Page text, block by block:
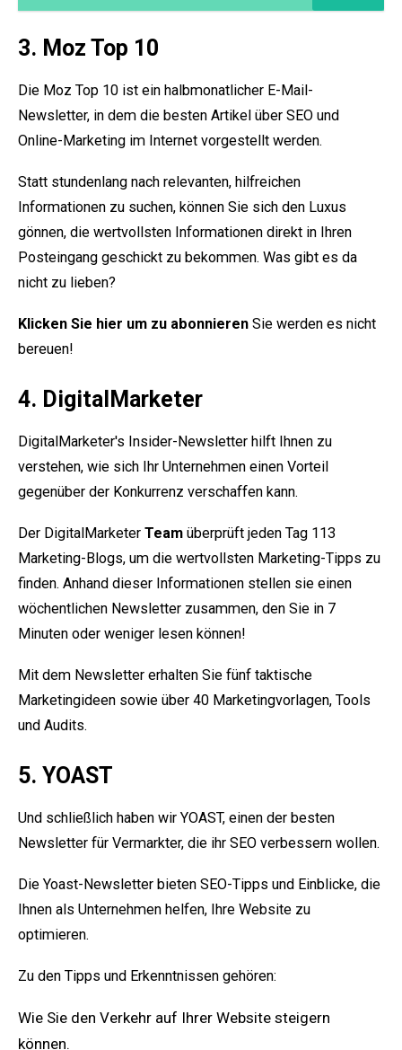
3. Moz Top 10
Die Moz Top 10 ist ein halbmonatlicher E-Mail-
Newsletter, in dem die besten Artikel über SEO und
Online-Marketing im Internet vorgestellt werden.
Statt stundenlang nach relevanten, hilfreichen
Informationen zu suchen, können Sie sich den Luxus
gönnen, die wertvollsten Informationen direkt in Ihren
Posteingang geschickt zu bekommen. Was gibt es da
nicht zu lieben?
Klicken Sie hier um zu abonnieren Sie werden es nicht
bereuen!
4. DigitalMarketer
DigitalMarketer's Insider-Newsletter hilft Ihnen zu
verstehen, wie sich Ihr Unternehmen einen Vorteil
gegenüber der Konkurrenz verschaffen kann.
Der DigitalMarketer Team überprüft jeden Tag 113
Marketing-Blogs, um die wertvollsten Marketing-Tipps zu
finden. Anhand dieser Informationen stellen sie einen
wöchentlichen Newsletter zusammen, den Sie in 7
Minuten oder weniger lesen können!
Mit dem Newsletter erhalten Sie fünf taktische
Marketingideen sowie über 40 Marketingvorlagen, Tools
und Audits.
5. YOAST
Und schließlich haben wir YOAST, einen der besten
Newsletter für Vermarkter, die ihr SEO verbessern wollen.
Die Yoast-Newsletter bieten SEO-Tipps und Einblicke, die
Ihnen als Unternehmen helfen, Ihre Website zu
optimieren.
Zu den Tipps und Erkenntnissen gehören:
Wie Sie den Verkehr auf Ihrer Website steigern
können.